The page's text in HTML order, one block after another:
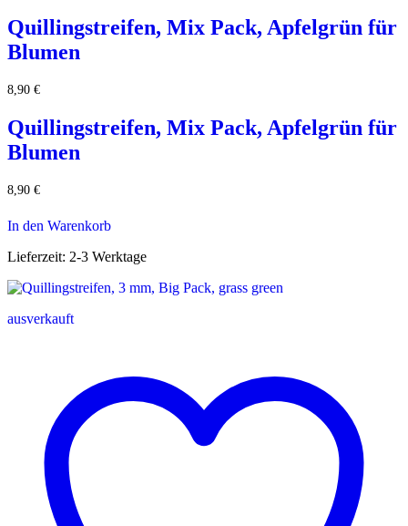
Quillingstreifen, Mix Pack, Apfelgrün für
Blumen
8,90 €
Quillingstreifen, Mix Pack, Apfelgrün für
Blumen
8,90 €
In den Warenkorb
Lieferzeit: 2-3 Werktage
ausverkauft